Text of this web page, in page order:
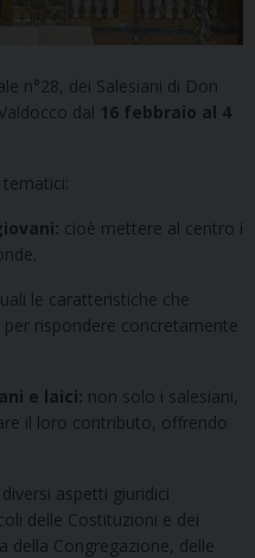
n°28, dei Salesiani di Don
dal 16 febbraio al 4
cioè mettere al centro i
le caratteristiche che
rispondere concretamente
e laici: non solo i salesiani,
il loro contributo, offrendo
aspetti giuridici
delle Costituzioni e dei
della Congregazione, delle